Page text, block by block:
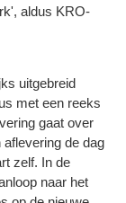
aldus KRO-
uitgebreid
met een reeks
gaat over
de dag
zelf. In de
naar het